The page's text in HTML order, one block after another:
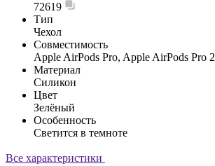
72619
Тип
Чехол
Совместимость
Apple AirPods Pro, Apple AirPods Pro 2
Материал
Силикон
Цвет
Зелёный
Особенность
Светится в темноте
Все характеристики